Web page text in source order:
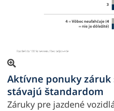
Aktívne ponuky záruk
stávajú štandardom
Záruky pre jazdené